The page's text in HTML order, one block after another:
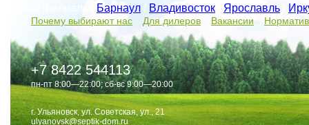
Барнаул / Владивосток Ярославль
Почему выбирают нас Для дилеров Вакансии
+7 8422 544113
пн-пт 8:00—22:00; сб-вс 9:00—20:00
г. Ульяновск, ул. Советская, ул., 21
ulyanovsk@septik-dom.ru